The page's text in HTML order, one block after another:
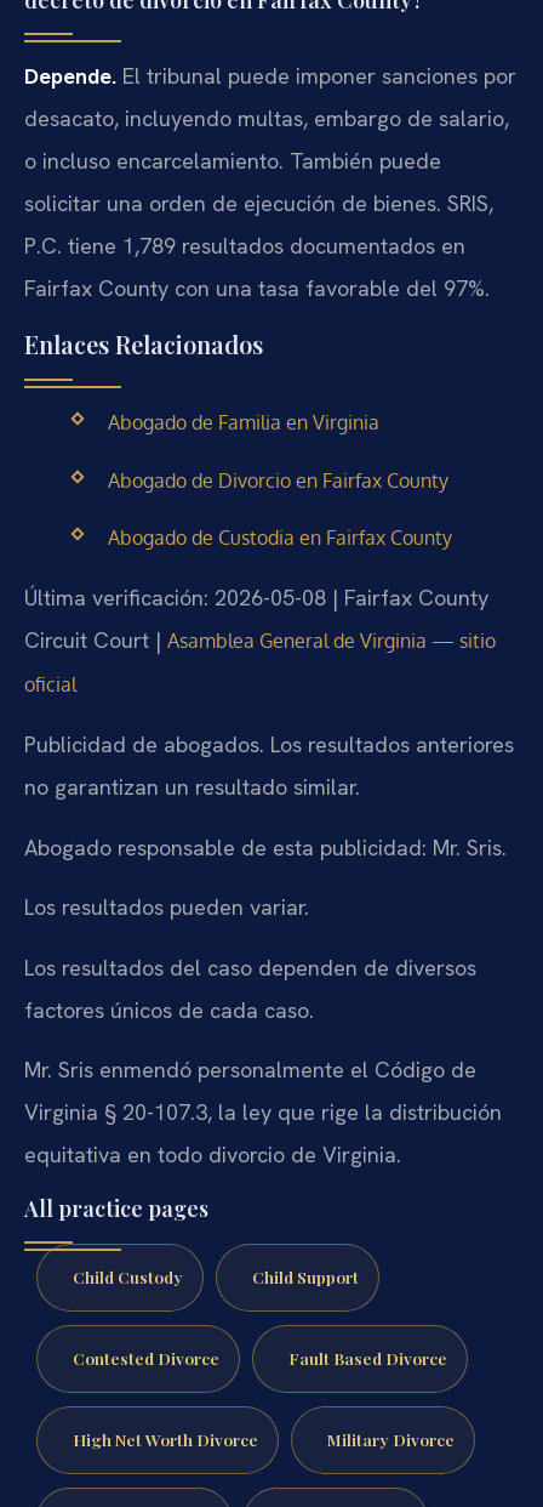
Depende. El tribunal puede imponer sanciones por
desacato, incluyendo multas, embargo de salario,
o incluso encarcelamiento. También puede
solicitar una orden de ejecución de bienes. SRIS,
P.C. tiene 1,789 resultados documentados en
Fairfax County con una tasa favorable del 97%.
Enlaces Relacionados
Abogado de Familia en Virginia
Abogado de Divorcio en Fairfax County
Abogado de Custodia en Fairfax County
Última verificación: 2026-05-08 | Fairfax County
Circuit Court | Asamblea General de Virginia — sitio
oficial
Publicidad de abogados. Los resultados anteriores
no garantizan un resultado similar.
Abogado responsable de esta publicidad: Mr. Sris.
Los resultados pueden variar.
Los resultados del caso dependen de diversos
factores únicos de cada caso.
Mr. Sris enmendó personalmente el Código de
Virginia § 20-107.3, la ley que rige la distribución
equitativa en todo divorcio de Virginia.
All practice pages
Child Custody Child Support
Contested Divorce Fault Based Divorce
High Net Worth Divorce Military Divorce